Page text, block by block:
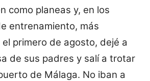
como planeas y, en los
entrenamiento, más
primero de agosto, dejé a
de sus padres y salí a trotar
de Málaga. No iban a